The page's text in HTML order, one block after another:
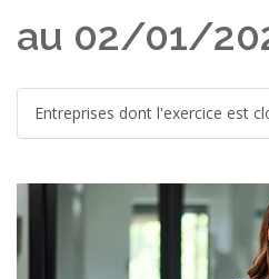
au 02/01/
Entreprises dont l'exercice est